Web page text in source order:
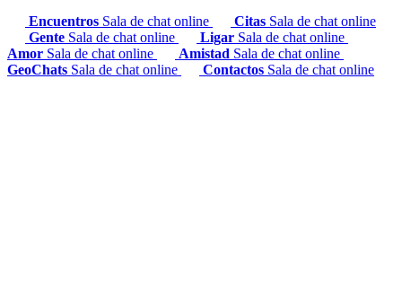
Encuentros Sala de chat online Citas Sala de chat online
Gente Sala de chat online Ligar Sala de chat online
Amor Sala de chat online Amistad Sala de chat online
GeoChats Sala de chat online Contactos Sala de chat online